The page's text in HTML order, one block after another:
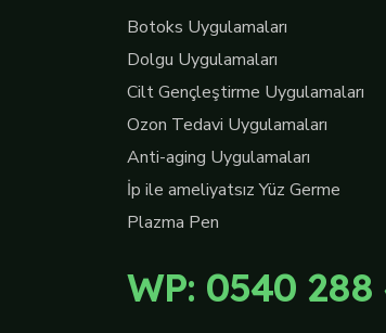
Botoks Uygulamaları
Dolgu Uygulamaları
Cilt Gençleştirme Uygulamaları
Ozon Tedavi Uygulamaları
Anti-aging Uygulamaları
İp ile ameliyatsız Yüz Germe
Plazma Pen
WP: 0540